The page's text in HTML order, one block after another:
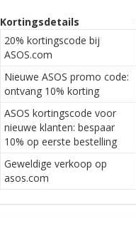
Kortingsdetails
20% kortingscode bij
ASOS.com
Nieuwe ASOS promo code:
ontvang 10% korting
ASOS kortingscode voor
nieuwe klanten: bespaar
10% op eerste bestelling
Geweldige verkoop op
asos.com